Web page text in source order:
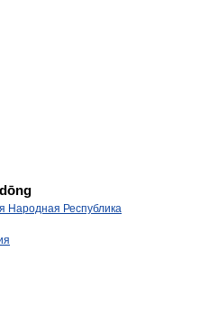
Народная Республика